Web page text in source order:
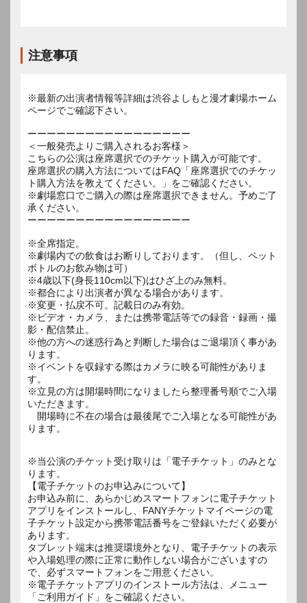
注意事項
※最新の出演者情報等詳細は渋谷よしもと漫才劇場ホーム
ページでご確認下さい。
ーーーーーーーーーーーーーーーーー
＜一般発売よりご購入されるお客様＞
こちらの公演は座席選択でのチケット購入が可能です。
座席選択の購入方法についてはFAQ「座席選択でのチケッ
ト購入方法を教えてください。」をご確認ください。
※劇場窓口でご購入の際は座席選択できません。予めご了
承ください。
ーーーーーーーーーーーーーーーーー
※全席指定。
※劇場内での飲食はお断りしております。（但し、ペット
ボトルのお飲み物は可）
※4歳以下(身長110cm以下)はひざ上のみ無料。
※都合により出演者が異なる場合があります。
※変更・払戻不可。記載日のみ有効。
※ビデオ・カメラ、または携帯電話等での録音・録画・撮
影・配信禁止。
※他の方への迷惑行為と判断した場合はご退場頂く事があ
ります。
※イベントを収録する際はカメラに映る可能性がありま
す。
※立見の方は開場時間になりましたら整理番号順でご入場
いただきます。
開場時に不在の場合は最後尾でご入場となる可能性があ
ります。
※当公演のチケット受け取りは「電子チケット」のみとな
ります。
【電子チケットのお申込みについて】
お申込み前に、あらかじめスマートフォンに電子チケット
アプリをインストールし、FANYチケットマイページの電
子チケット設定から携帯電話番号をご登録いただく必要が
あります。
タブレット端末は推奨環境外となり、電子チケットの表示
や入場処理の際に正常に動作しない場合がございますの
で、必ずスマートフォンをご用意ください。
※電子チケットアプリのインストール方法は、メニュー
「ご利用ガイド」をご確認ください。